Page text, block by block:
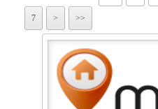
7 > >>